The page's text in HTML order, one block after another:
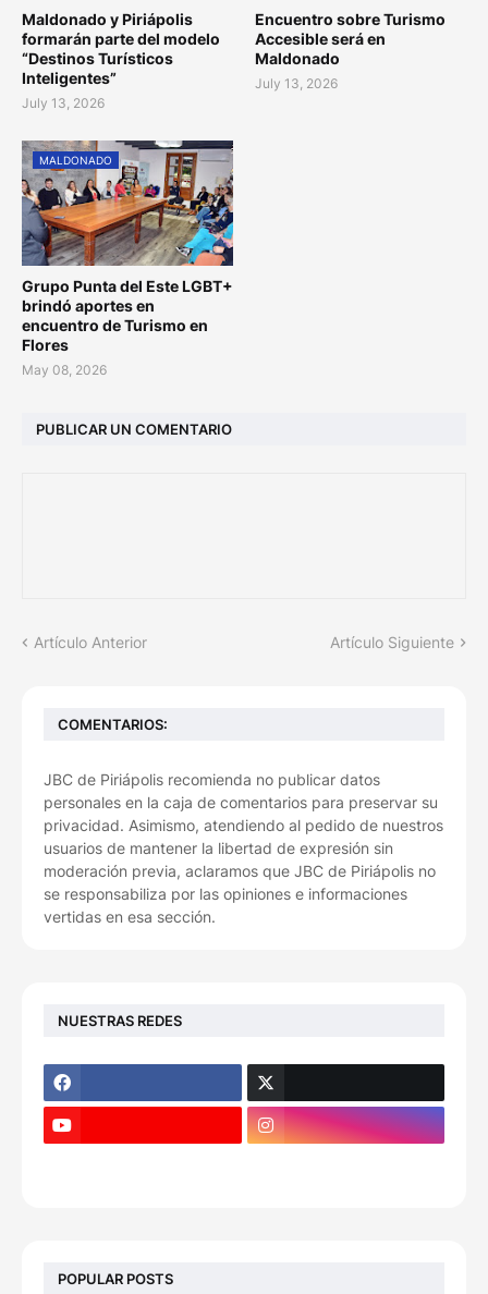
Maldonado y Piriápolis
formarán parte del modelo
“Destinos Turísticos
Inteligentes”
July 13, 2026
Encuentro sobre Turismo
Accesible será en
Maldonado
July 13, 2026
MALDONADO
Grupo Punta del Este LGBT+
brindó aportes en
encuentro de Turismo en
Flores
May 08, 2026
PUBLICAR UN COMENTARIO
Artículo Anterior Artículo Siguiente
COMENTARIOS:
JBC de Piriápolis recomienda no publicar datos
personales en la caja de comentarios para preservar su
privacidad. Asimismo, atendiendo al pedido de nuestros
usuarios de mantener la libertad de expresión sin
moderación previa, aclaramos que JBC de Piriápolis no
se responsabiliza por las opiniones e informaciones
vertidas en esa sección.
NUESTRAS REDES
POPULAR POSTS